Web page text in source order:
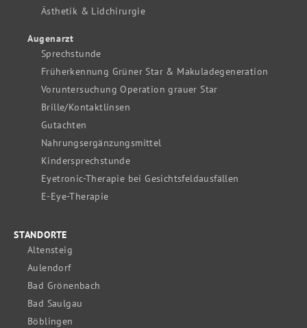
Ästhetik & Lidchirurgie
Augenarzt
Sprechstunde
Früherkennung Grüner Star & Makuladegeneration
Voruntersuchung Operation grauer Star
Brille/Kontaktlinsen
Gutachten
Nahrungsergänzungsmittel
Kindersprechstunde
Eyetronic-Therapie bei Gesichtsfeldausfällen
E-Eye-Therapie
STANDORTE
Altensteig
Aulendorf
Bad Grönenbach
Bad Saulgau
Böblingen